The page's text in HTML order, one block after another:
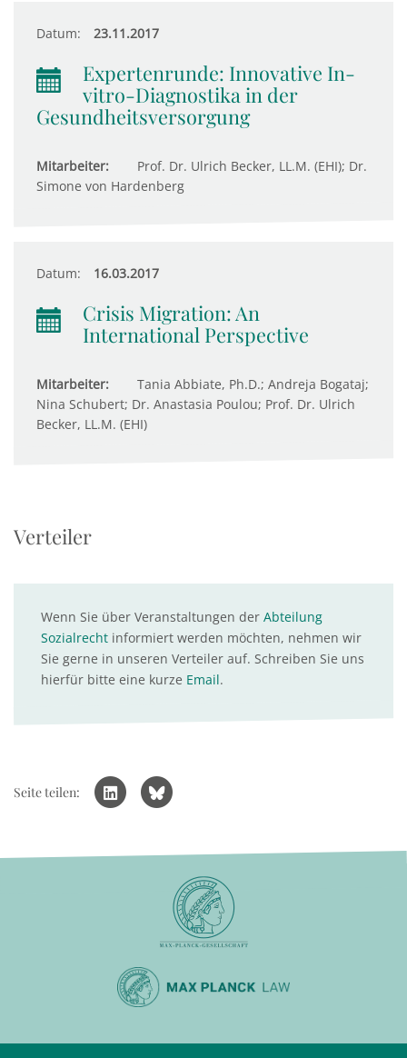
Datum: 23.11.2017
Expertenrunde: Innovative In-
vitro-Diagnostika in der
Gesundheitsversorgung
Mitarbeiter:
Prof. Dr. Ulrich Becker, LL.M. (EHI); Dr.
Simone von Hardenberg
Datum: 16.03.2017
Crisis Migration: An
International Perspective
Mitarbeiter:
Tania Abbiate, Ph.D.; Andreja Bogataj;
Nina Schubert; Dr. Anastasia Poulou; Prof. Dr. Ulrich
Becker, LL.M. (EHI)
Verteiler
Wenn Sie über Veranstaltungen der Abteilung
Sozialrecht informiert werden möchten, nehmen wir
Sie gerne in unseren Verteiler auf. Schreiben Sie uns
hierfür bitte eine kurze Email.
Seite teilen: